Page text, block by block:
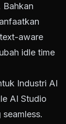
Bahkan
aware
idle time
Industri AI
AI Studio